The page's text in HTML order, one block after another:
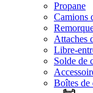
Propane
Camions
Attaches
Libre-
Solde de
Boîtes de